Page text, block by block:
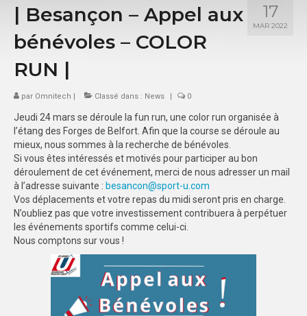
PRÉSENTATION
PEPS DIJON
ADMINISTRATIF
BESANÇON
DIJON
SPORTS CO
BESANÇON
DIJON
SPORTS IND
BESANÇON
DIJON
17
MAR 2022
| Besançon – Appel aux
bénévoles – COLOR
RUN |
par Omnitech | Classé dans : News | 0
Jeudi 24 mars se déroule la fun run, une color run organisée à
l’étang des Forges de Belfort. Afin que la course se déroule au
mieux, nous sommes à la recherche de bénévoles.
Si vous êtes intéressés et motivés pour participer au bon
déroulement de cet événement, merci de nous adresser un mail
à l’adresse suivante : besancon@sport-u.com
Vos déplacements et votre repas du midi seront pris en charge.
N’oubliez pas que votre investissement contribuera à perpétuer
les événements sportifs comme celui-ci.
Nous comptons sur vous !